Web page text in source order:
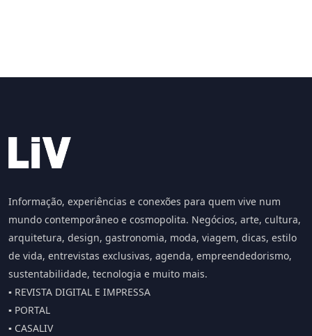
Informação, experiências e conexões para quem vive num
mundo contemporâneo e cosmopolita. Negócios, arte, cultura,
arquitetura, design, gastronomia, moda, viagem, dicas, estilo
de vida, entrevistas exclusivas, agenda, empreendedorismo,
sustentabilidade, tecnologia e muito mais.
▪️ REVISTA DIGITAL E IMPRESSA
▪️ PORTAL
▪️ CASALIV